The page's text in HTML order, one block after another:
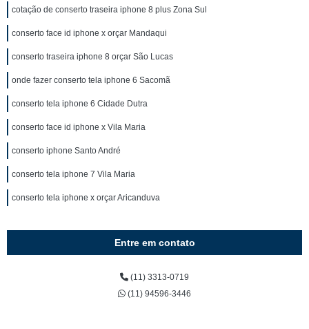
cotação de conserto traseira iphone 8 plus Zona Sul
conserto face id iphone x orçar Mandaqui
conserto traseira iphone 8 orçar São Lucas
onde fazer conserto tela iphone 6 Sacomã
conserto tela iphone 6 Cidade Dutra
conserto face id iphone x Vila Maria
conserto iphone Santo André
conserto tela iphone 7 Vila Maria
conserto tela iphone x orçar Aricanduva
Entre em contato
(11) 3313-0719
(11) 94596-3446